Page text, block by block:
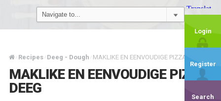
Login
Register
Search
/ Recipes / Deeg - Dough / MAKLIKE EN EENVOUDIGE PIZZA DEEG
MAKLIKE EN EENVOUDIGE PIZZA
DEEG